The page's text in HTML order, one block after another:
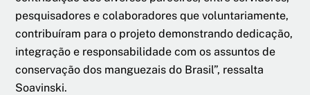
pesquisadores e colaboradores que voluntariamente,
contribuíram para o projeto demonstrando dedicação,
integração e responsabilidade com os assuntos de
conservação dos manguezais do Brasil”, ressalta
Soavinski.